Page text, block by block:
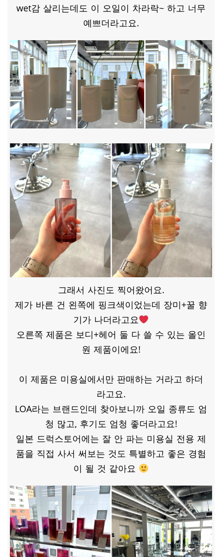
wet감 살리는데도 이 오일이 차라락~ 하고 너무
예쁘더라고요.
그래서 사진도 찍어왔어요.
제가 바른 건 왼쪽에 핑크색이었는데 장미+꿀 향
기가 나더라고요
오른쪽 제품은 보디+헤어 둘 다 쓸 수 있는 올인
원 제품이에요!
이 제품은 미용실에서만 판매하는 거라고 하더
라고요.
LOA라는 브랜드인데 찾아보니까 오일 종류도 엄
청 많고, 후기도 엄청 좋더라고요!
일본 드럭스토어에는 잘 안 파는 미용실 전용 제
품을 직접 사서 써보는 것도 특별하고 좋은 경험
이 될 것 같아요